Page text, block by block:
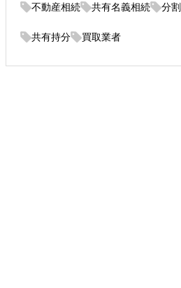
不動産相続 共有名義相続 分
共有持分 買取業者